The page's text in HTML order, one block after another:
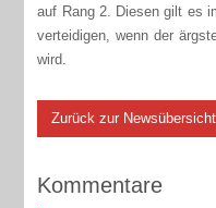
auf Rang 2. Diesen gilt es
verteidigen, wenn der
wird.
Zurück zur Newsübersicht
Kommentare